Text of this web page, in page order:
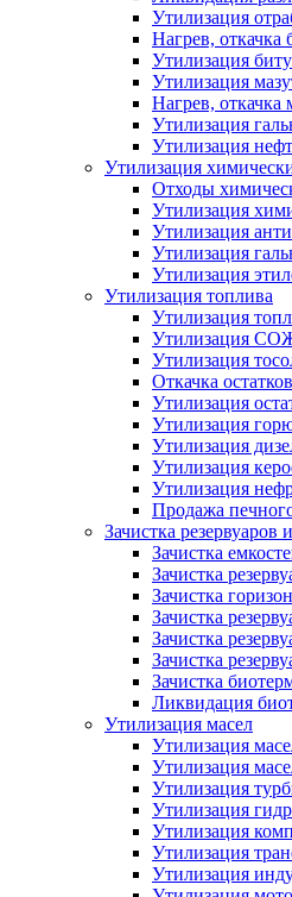
Утилизация
Нагрев, откачка
Утилизация
Утилизация
Нагрев, откачка
Утилизация
Утилизация
Утилизация
Отходы
Утилизация
Утилизация
Утилизация
Утилизация
Утилизация топлива
Утилизация
Утилизация
Утилизация
Откачка
Утилизация
Утилизация
Утилизация
Утилизация
Утилизация
Продажа
Зачистка резервуаров
Зачистка
Зачистка
Зачистка
Зачистка
Зачистка
Зачистка
Зачистка
Ликвидация
Утилизация масел
Утилизация
Утилизация
Утилизация
Утилизация
Утилизация
Утилизация
Утилизация